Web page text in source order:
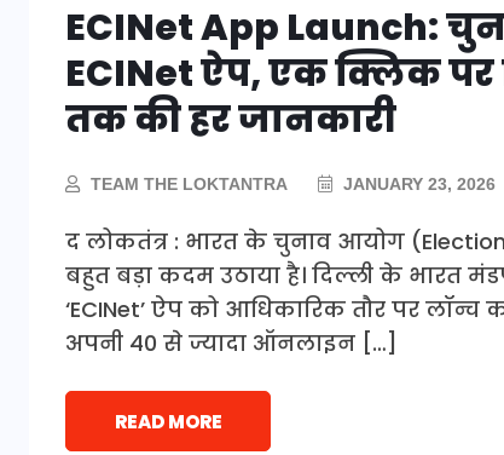
ECINet App Launch:
ECINet ऐप, एक क्लिक
तक की हर जानकारी
TEAM THE LOKTANTRA JANUARY 23, 2026
द लोकतंत्र : भारत के चुनाव आयोग
बहुत बड़ा कदम उठाया है। दिल्ली के भारत
‘ECINet’ ऐप को आधिकारिक तौर पर
अपनी 40 से ज्यादा ऑनलाइन […]
READ MORE